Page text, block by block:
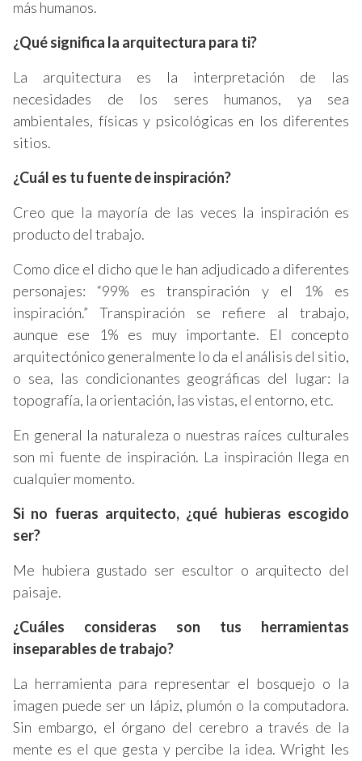
más humanos.
¿Qué significa la arquitectura para ti?
La arquitectura es la interpretación de las
necesidades de los seres humanos, ya sea
ambientales, físicas y psicológicas en los diferentes
sitios.
¿Cuál es tu fuente de inspiración?
Creo que la mayoría de las veces la inspiración es
producto del trabajo.
Como dice el dicho que le han adjudicado a diferentes
personajes: “99% es transpiración y el 1% es
inspiración.” Transpiración se refiere al trabajo,
aunque ese 1% es muy importante. El concepto
arquitectónico generalmente lo da el análisis del sitio,
o sea, las condicionantes geográficas del lugar: la
topografía, la orientación, las vistas, el entorno, etc.
En general la naturaleza o nuestras raíces culturales
son mi fuente de inspiración. La inspiración llega en
cualquier momento.
Si no fueras arquitecto, ¿qué hubieras escogido
ser?
Me hubiera gustado ser escultor o arquitecto del
paisaje.
¿Cuáles consideras son tus herramientas
inseparables de trabajo?
La herramienta para representar el bosquejo o la
imagen puede ser un lápiz, plumón o la computadora.
Sin embargo, el órgano del cerebro a través de la
mente es el que gesta y percibe la idea. Wright les